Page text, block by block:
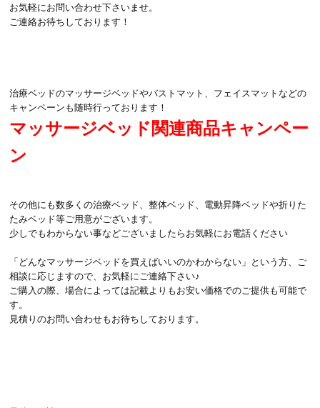
お気軽にお問い合わせ下さいませ。
ご連絡お待ちしております！
治療ベッドのマッサージベッドやバストマット、フェイスマットなどの
キャンペーンも随時行っております！
マッサージベッド関連商品キャンペー
ン
その他にも数多くの治療ベッド、整体ベッド、電動昇降ベッドや折りた
たみベッド等ご用意がございます。
少しでもわからない事などございましたらお気軽にお電話ください
「どんなマッサージベッドを買えばいいのかわからない」という方、ご
相談に応じますので、お気軽にご連絡下さい♪
ご購入の際、場合によっては記載よりもお安い価格でのご提供も可能で
す。
見積りのお問い合わせもお待ちしております。